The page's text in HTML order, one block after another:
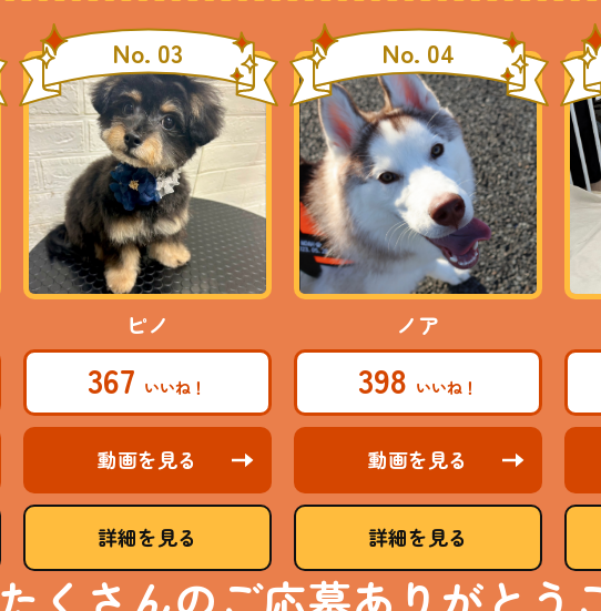
No. 03
ピノ
367
動画を見る
詳細を見る
No. 04
ノア
398
動画を見る
詳細を見る